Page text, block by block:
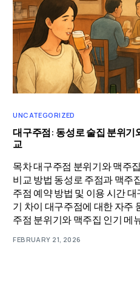
UNCATEGORIZED
대구주점: 동성로 술집 분위기
교
목차 대구주점 분위기와 맥주
비교 방법 동성로 주점과 맥주
주점 예약 방법 및 이용 시간
기 차이 대구주점에 대한 자주
주점 분위기와 맥주집 인기 메
FEBRUARY 21, 2026